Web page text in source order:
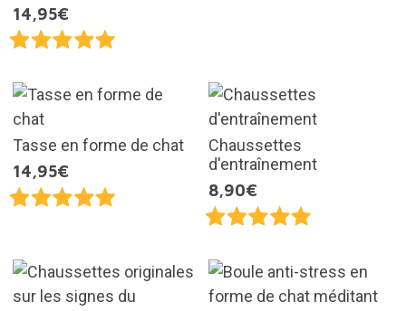
14,95€
Tasse en forme de chat
14,95€
Chaussettes
d'entraînement
8,90€